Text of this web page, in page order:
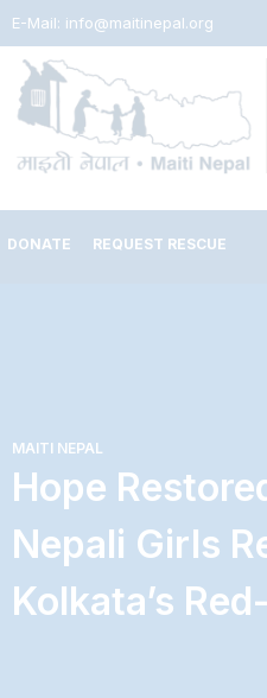
E-Mail: info@maitinepal.org
DONATE REQUEST RESCUE
MAITI NEPAL
Hope
Nepali Girls
Kolkata’s